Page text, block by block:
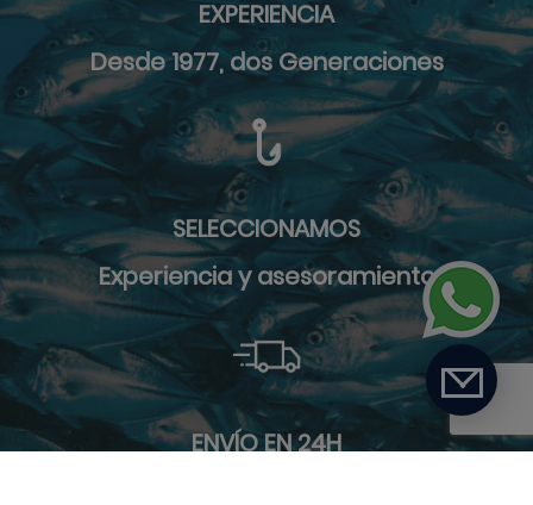
EXPERIENCIA
Desde 1977, dos Generaciones
SELECCIONAMOS
Experiencia y asesoramiento
ENVÍO EN 24H